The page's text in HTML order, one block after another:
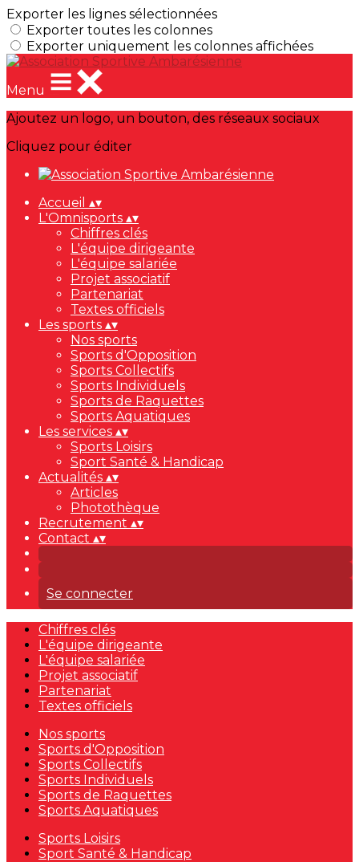
Exporter les lignes sélectionnées
Exporter toutes les colonnes
Exporter uniquement les colonnes affichées
Menu
Ajoutez un logo, un bouton, des réseaux sociaux
Cliquez pour éditer
Accueil ▴▾
L'Omnisports ▴▾
Chiffres clés
L'équipe dirigeante
L'équipe salariée
Projet associatif
Partenariat
Textes officiels
Les sports ▴▾
Nos sports
Sports d'Opposition
Sports Collectifs
Sports Individuels
Sports de Raquettes
Sports Aquatiques
Les services ▴▾
Sports Loisirs
Sport Santé & Handicap
Actualités ▴▾
Articles
Photothèque
Recrutement ▴▾
Contact ▴▾
Se connecter
Chiffres clés
L'équipe dirigeante
L'équipe salariée
Projet associatif
Partenariat
Textes officiels
Nos sports
Sports d'Opposition
Sports Collectifs
Sports Individuels
Sports de Raquettes
Sports Aquatiques
Sports Loisirs
Sport Santé & Handicap